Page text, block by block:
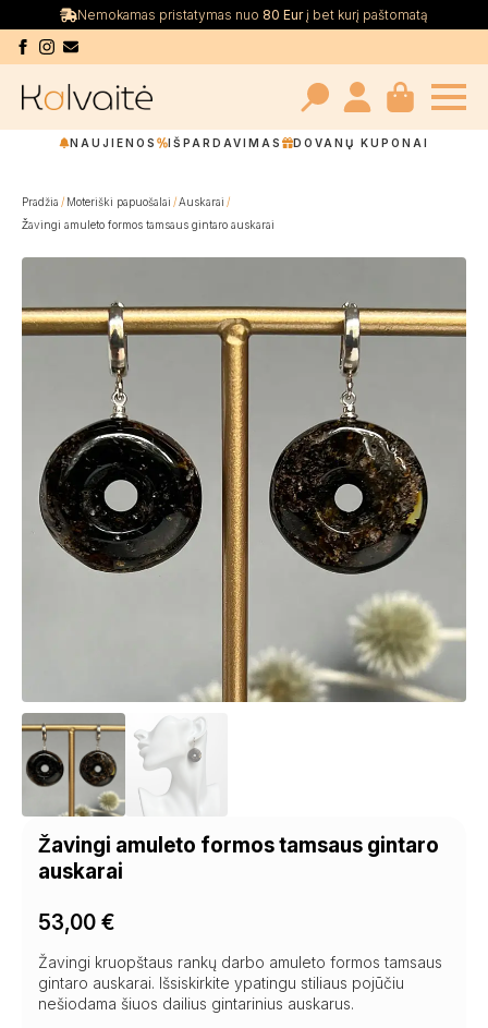
Nemokamas pristatymas nuo 80 Eurį bet kurį paštomatą
Search
NAUJIENOS IŠPARDAVIMAS DOVANŲ KUPONAI
Pradžia Moteriški papuošalai
Auskarai
Žavingi amuleto formos tamsaus gintaro auskarai
Žavingi amuleto formos tamsaus gintaro
auskarai
53,00 €
Žavingi kruopštaus rankų darbo amuleto formos tamsaus
gintaro auskarai. Išsiskirkite ypatingu stiliaus pojūčiu
nešiodama šiuos dailius gintarinius auskarus.